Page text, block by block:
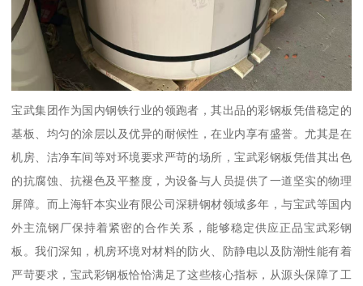
宝武集团作为国内钢铁行业的领跑者，其出品的彩钢板凭借稳定的
基板、均匀的涂层以及优异的耐候性，在业内享有盛誉。尤其是在
机房、洁净车间等对环境要求严苛的场所，宝武彩钢板凭借其出色
的抗腐蚀、抗褪色及平整度，为设备与人员提供了一道坚实的物理
屏障。而上海轩本实业有限公司深耕钢材领域多年，与宝武等国内
外主流钢厂保持着紧密的合作关系，能够稳定供应正品宝武彩钢
板。我们深知，机房环境对材料的防火、防静电以及防潮性能有着
严苛要求，宝武彩钢板恰恰满足了这些核心指标，从源头保障了工